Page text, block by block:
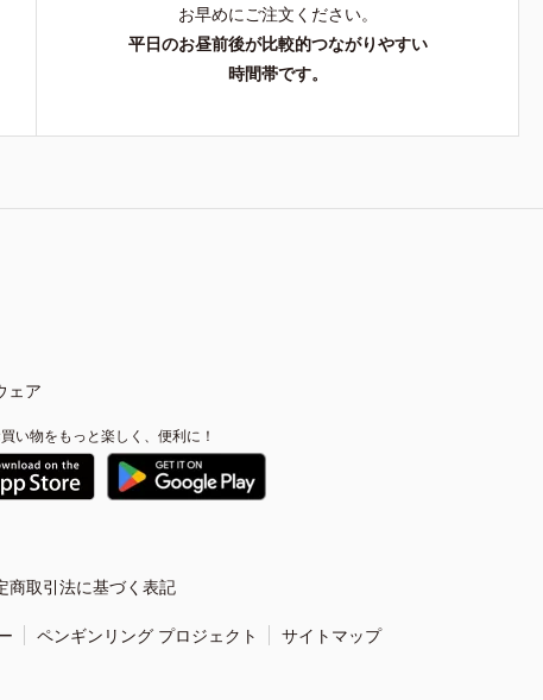
お早めにご注文ください。
平日のお昼前後が比較的つながりやすい
時間帯です。
ェア
い物をもっと楽しく、便利に！
商取引法に基づく表記
ペンギンリング プロジェクト サイトマップ